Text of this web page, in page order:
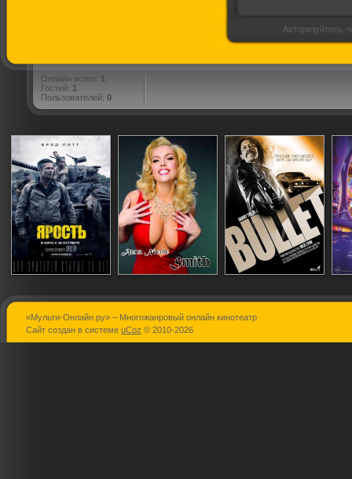
Авторизуйтесь,
Онлайн всего: 1
Гостей: 1
Пользователей: 0
Ярость Анна Николь
«Мульти-Онлайн.ру» – Многожанровый онлайн кинотеатр
Сайт создан в системе uCoz © 2010-2026